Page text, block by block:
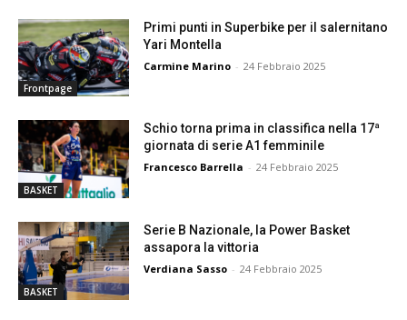
Frontpage
Primi punti in Superbike per il salernitano
Yari Montella
Carmine Marino - 24 Febbraio 2025
BASKET
Schio torna prima in classifica nella 17ª
giornata di serie A1 femminile
Francesco Barrella - 24 Febbraio 2025
BASKET
Serie B Nazionale, la Power Basket
assapora la vittoria
Verdiana Sasso - 24 Febbraio 2025